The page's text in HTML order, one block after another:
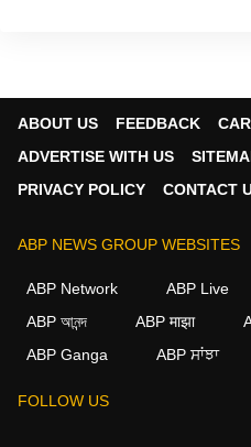
ABOUT US FEEDBACK
ADVERTISE WITH US
PRIVACY POLICY
CONTACT
ABP NEWS GROUP WEBSITES
ABP Network ABP Live
ABP আনন্দ
ABP माझा
ABP Ganga
ABP ਸਾਂਝਾ
FOLLOW US